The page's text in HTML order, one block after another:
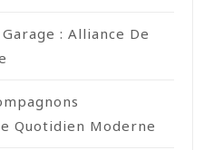
: Alliance De
Quotidien Moderne